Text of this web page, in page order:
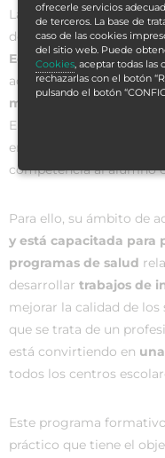
La enfermería escolar
desde hace décadas. De
Educación para la Salud
actual de los escolares,
malos hábitos y sus
En este sentido, la
encargado de
competencia al alumno
Para ello, su ámbito de
y está capacitada para
programas de salud
desarrollar trabajos de
mejorar la calidad de los
que se trata de un
está convirtiendo en
todos los centros
Este programa
práctico que tiene el
ofrecerle servicios
de terceros. La base de
caso de las cookies
del sitio web. Puede
Cookies, aceptar todas las
rechazarlas con el botón
pulsando el botón